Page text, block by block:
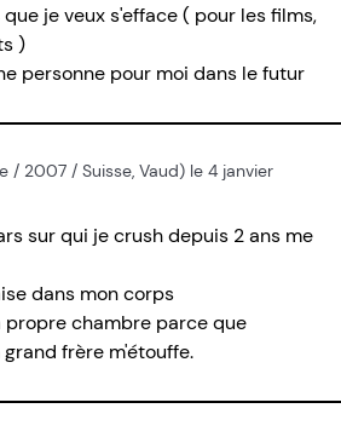
je veux s'efface ( pour les films,
)
personne pour moi dans le futur
/ 2007 / Suisse, Vaud) le 4 janvier
sur qui je crush depuis 2 ans me
dans mon corps
propre chambre parce que
frère m'étouffe.